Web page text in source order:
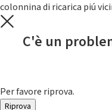
colonnina di ricarica piú
C'è un
Per favore riprova.
Riprova